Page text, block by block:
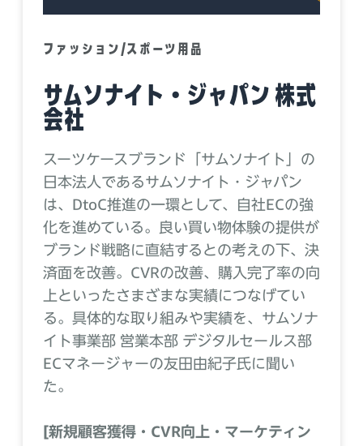
ファッション/スポーツ用品
サムソナイト・ジャパン 株式
会社
スーツケースブランド「サムソナイト」の
日本法人であるサムソナイト・ジャパン
は、DtoC推進の一環として、自社ECの強
化を進めている。良い買い物体験の提供が
ブランド戦略に直結するとの考えの下、決
済面を改善。CVRの改善、購入完了率の向
上といったさまざまな実績につなげてい
る。具体的な取り組みや実績を、サムソナ
イト事業部 営業本部 デジタルセールス部
ECマネージャーの友田由紀子氏に聞い
た。
[新規顧客獲得・CVR向上・マーケティン